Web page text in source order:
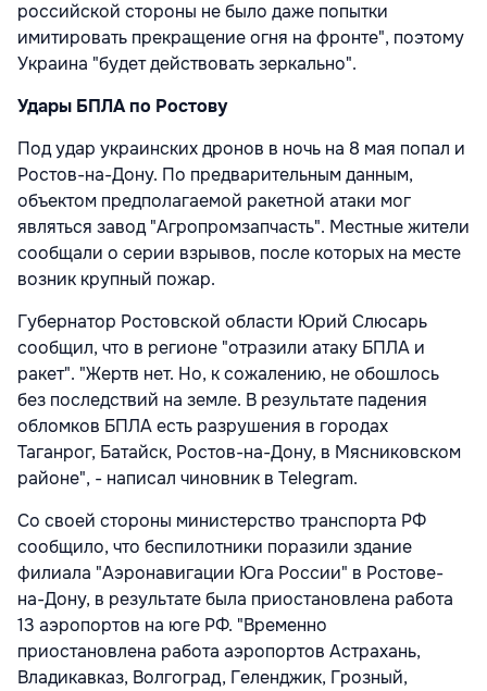
российской стороны не было даже попытки
имитировать прекращение огня на фронте", поэтому
Украина "будет действовать зеркально".
Удары БПЛА по Ростову
Под удар украинских дронов в ночь на 8 мая попал и
Ростов-на-Дону. По предварительным данным,
объектом предполагаемой ракетной атаки мог
являться завод "Агропромзапчасть". Местные жители
сообщали о серии взрывов, после которых на месте
возник крупный пожар.
Губернатор Ростовской области Юрий Слюсарь
сообщил, что в регионе "отразили атаку БПЛА и
ракет". "Жертв нет. Но, к сожалению, не обошлось
без последствий на земле. В результате падения
обломков БПЛА есть разрушения в городах
Таганрог, Батайск, Ростов-на-Дону, в Мясниковском
районе", - написал чиновник в Telegram.
Со своей стороны министерство транспорта РФ
сообщило, что беспилотники поразили здание
филиала "Аэронавигации Юга России" в Ростове-
на-Дону, в результате была приостановлена работа
13 аэропортов на юге РФ. "Временно
приостановлена работа аэропортов Астрахань,
Владикавказ, Волгоград, Геленджик, Грозный,